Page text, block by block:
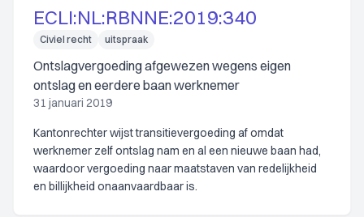
ECLI:NL:RBNNE:2019:340
Civiel recht uitspraak
Ontslagvergoeding afgewezen wegens eigen
ontslag en eerdere baan werknemer
31 januari 2019
Kantonrechter wijst transitievergoeding af omdat
werknemer zelf ontslag nam en al een nieuwe baan had,
waardoor vergoeding naar maatstaven van redelijkheid
en billijkheid onaanvaardbaar is.